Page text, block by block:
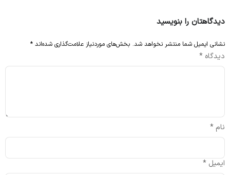
دیدگاهتان را بنویسید
نشانی ایمیل شما منتشر نخواهد شد. بخش‌های موردنیاز علامت‌گذاری شده‌اند *
دیدگاه *
نام *
ایمیل *